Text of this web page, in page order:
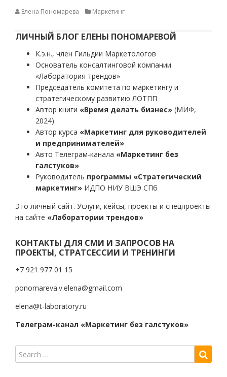
Елена Пономарева Маркетинг
ЛИЧНЫЙ БЛОГ ЕЛЕНЫ ПОНОМАРЕВОЙ
К.э.н., член Гильдии Маркетологов
Основатель консалтинговой компании
«Лаборатория трендов»
Председатель комитета по маркетингу и
стратегическому развитию ЛОТПП
Автор книги «Время делать бизнес» (МИФ,
2024)
Автор курса «Маркетинг для руководителей
и предпринимателей»
Авто Телеграм-канала «Маркетинг без
галстуков»
Руководитель программы «Стратегический
маркетинг» ИДПО НИУ ВШЭ СПб
Это личный сайт. Услуги, кейсы, проекты и спецпроекты
на сайте «Лаборатории трендов»
КОНТАКТЫ ДЛЯ СМИ И ЗАПРОСОВ НА
ПРОЕКТЫ, СТРАТСЕССИИ И ТРЕНИНГИ
+7 921 977 01 15
ponomareva.v.elena@gmail.com
elena@t-laboratory.ru
Телеграм-канал «Маркетинг без галстуков»